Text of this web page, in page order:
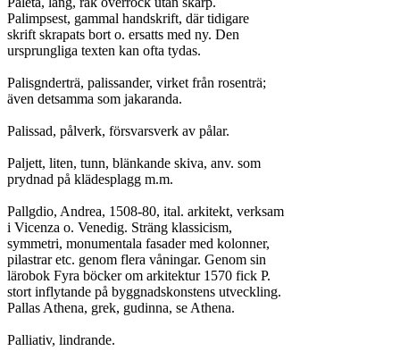
Palimpsest, gammal handskrift, där tidigare
skrift skrapats bort o. ersatts med ny. Den
ursprungliga texten kan ofta tydas.
Palisgnderträ, palissander, virket från rosenträ;
även detsamma som jakaranda.
Palissad, pålverk, försvarsverk av pålar.
Paljett, liten, tunn, blänkande skiva, anv. som
prydnad på klädesplagg m.m.
Pallgdio, Andrea, 1508-80, ital. arkitekt, verksam
i Vicenza o. Venedig. Sträng klassicism,
symmetri, monumentala fasader med kolonner,
pilastrar etc. genom flera våningar. Genom sin
lärobok Fyra böcker om arkitektur 1570 fick P.
stort inflytande på byggnadskonstens utveckling.
Pallas Athena, grek, gudinna, se Athena.
Palliativ, lindrande.